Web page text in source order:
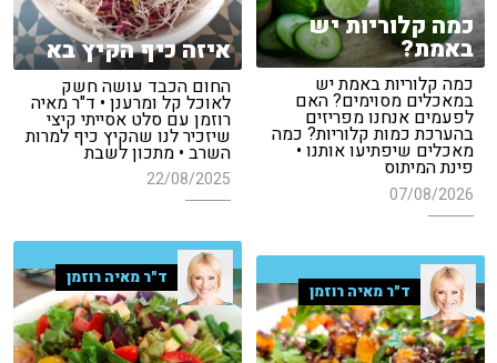
כמה קלוריות יש
באמת?
כמה קלוריות באמת יש
במאכלים מסוימים? האם
לפעמים אנחנו מפריזים
בהערכת כמות קלוריות? כמה
מאכלים שיפתיעו אותנו •
פינת המיתוס
07/08/2026
איזה כיף הקיץ בא
החום הכבד עושה חשק
לאוכל קל ומרענן • ד"ר מאיה
רוזמן עם סלט אסייתי קיצי
שיזכיר לנו שהקיץ כיף למרות
השרב • מתכון לשבת
22/08/2025
ד"ר מאיה רוזמן
ד"ר מאיה רוזמן